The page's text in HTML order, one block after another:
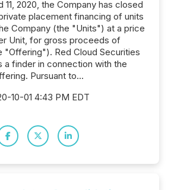
11, 2020, the Company has closed
placement financing of units
Company (the "Units") at a price
Unit, for gross proceeds of
"Offering"). Red Cloud Securities
a finder in connection with the
Pursuant to...
10-01 4:43 PM EDT